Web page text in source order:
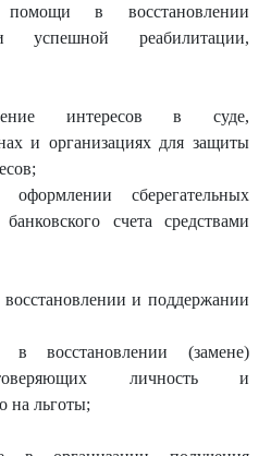
в восстановлении
успешной реабилитации,
интересов в суде,
и организациях для защиты
сберегательных
счета средствами
восстановлении и поддержании
в восстановлении (замене)
личность и
на льготы;